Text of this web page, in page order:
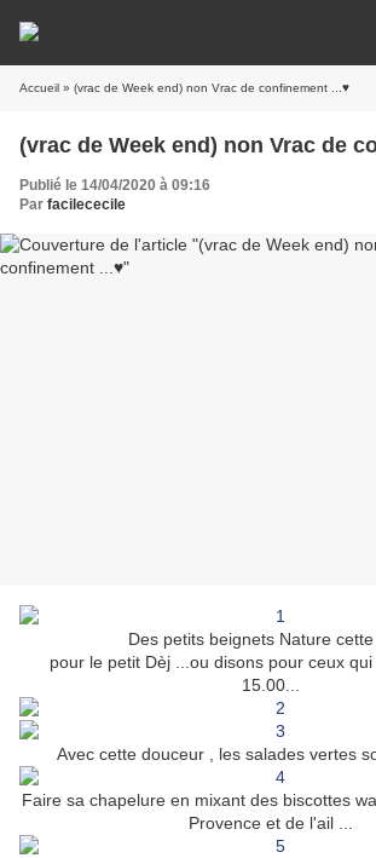
Accueil » (vrac de Week end) non Vrac de confinement ...♥
(vrac de Week end) non
Publié le 14/04/2020 à 09:16
Par facilececile
Des petits beignets Nature cette
pour le petit Dèj ...ou disons pour ceux
15.00...
Avec cette douceur , les salades vertes
Faire sa chapelure en mixant des biscottes
Provence et de l'ail ...